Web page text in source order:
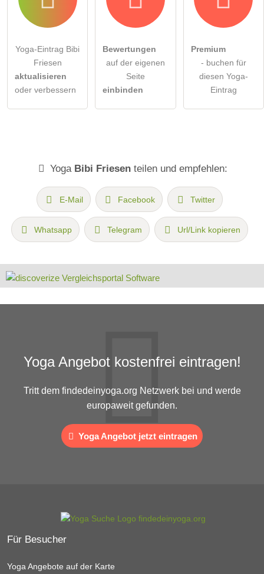
Yoga-Eintrag Bibi
Friesen
aktualisieren
oder verbessern
Bewertungen
auf der eigenen
Seite
einbinden
Premium
- buchen für
diesen Yoga-
Eintrag
Yoga Bibi Friesen teilen und empfehlen:
E-Mail Facebook Twitter
Whatsapp Telegram Url/Link kopieren
Yoga Angebot kostenfrei eintragen!
Tritt dem findedeinyoga.org Netzwerk bei und werde
europaweit gefunden.
Yoga Angebot jetzt eintragen
Für Besucher
Yoga Angebote auf der Karte